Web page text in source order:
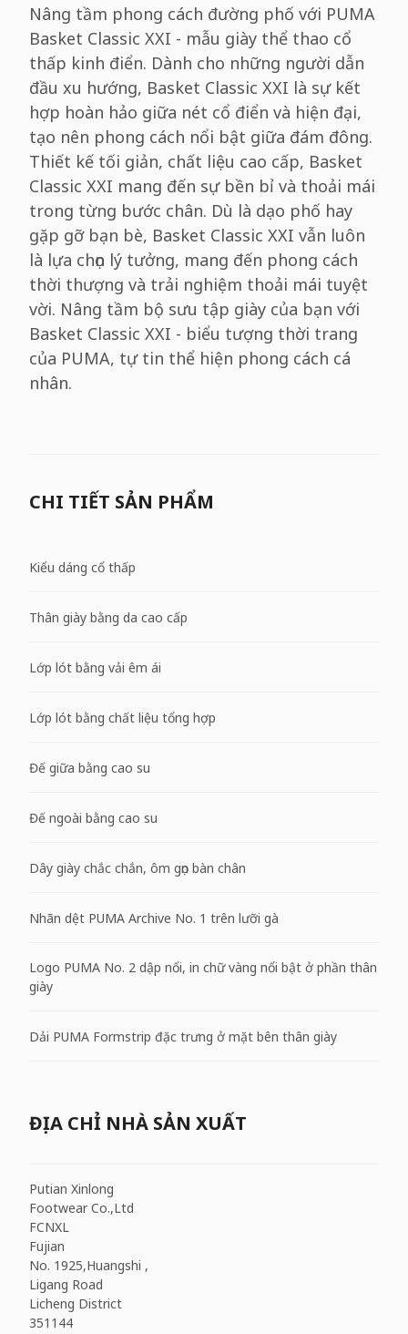
Nâng tầm phong cách đường phố với PUMA
Basket Classic XXI - mẫu giày thể thao cổ
thấp kinh điển. Dành cho những người dẫn
đầu xu hướng, Basket Classic XXI là sự kết
hợp hoàn hảo giữa nét cổ điển và hiện đại,
tạo nên phong cách nổi bật giữa đám đông.
Thiết kế tối giản, chất liệu cao cấp, Basket
Classic XXI mang đến sự bền bỉ và thoải mái
trong từng bước chân. Dù là dạo phố hay
gặp gỡ bạn bè, Basket Classic XXI vẫn luôn
là lựa chọn lý tưởng, mang đến phong cách
thời thượng và trải nghiệm thoải mái tuyệt
vời. Nâng tầm bộ sưu tập giày của bạn với
Basket Classic XXI - biểu tượng thời trang
của PUMA, tự tin thể hiện phong cách cá
nhân.
CHI TIẾT SẢN PHẨM
Kiểu dáng cổ thấp
Thân giày bằng da cao cấp
Lớp lót bằng vải êm ái
Lớp lót bằng chất liệu tổng hợp
Đế giữa bằng cao su
Đế ngoài bằng cao su
Dây giày chắc chắn, ôm gọn bàn chân
Nhãn dệt PUMA Archive No. 1 trên lưỡi gà
Logo PUMA No. 2 dập nổi, in chữ vàng nổi bật ở phần thân
giày
Dải PUMA Formstrip đặc trưng ở mặt bên thân giày
ĐỊA CHỈ NHÀ SẢN XUẤT
Putian Xinlong
Footwear Co.,Ltd
FCNXL
Fujian
No. 1925,Huangshi ,
Ligang Road
Licheng District
351144